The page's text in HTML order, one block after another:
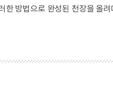
한 방법으로 완성된 천장을 올